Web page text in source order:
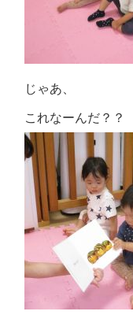
じゃあ、
これなーんだ？？